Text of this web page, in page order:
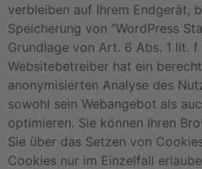
verbleiben auf Ihrem Endgerät,
Speicherung von “WordPress
Grundlage von Art. 6 Abs. 1 lit. f
Websitebetreiber hat ein
anonymisierten Analyse des
sowohl sein Webangebot als
optimieren. Sie können Ihren
Sie über das Setzen von
Cookies nur im Einzelfall